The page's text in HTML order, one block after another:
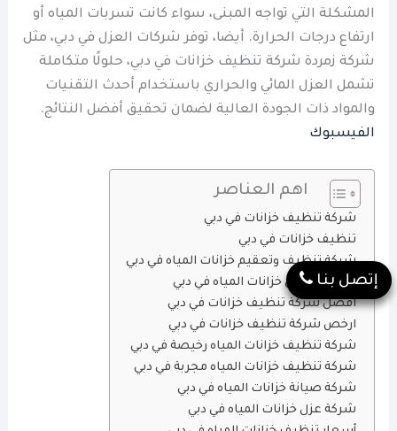
المشكلة التي تواجه المبنى، سواء كانت تسربات المياه أو
ارتفاع درجات الحرارة. أيضا، توفر شركات العزل في دبي، مثل
شركة زمردة شركة تنظيف خزانات في دبي، حلولًا متكاملة
تشمل العزل المائي والحراري باستخدام أحدث التقنيات
والمواد ذات الجودة العالية لضمان تحقيق أفضل النتائج.
الفيسبوك
اهم العناصر
شركة تنظيف خزانات في دبي
تنظيف خزانات في دبي
شركة تنظيف وتعقيم خزانات المياه في دبي
شركة غسيل خزانات المياه في دبي
افضل شركة تنظيف خزانات في دبي
ارخص شركة تنظيف خزانات في دبي
شركة تنظيف خزانات المياه رخيصة في دبي
شركة تنظيف خزانات المياه مجربة في دبي
شركة صيانة خزانات المياه في دبي
شركة عزل خزانات المياه في دبي
إتصل بنا